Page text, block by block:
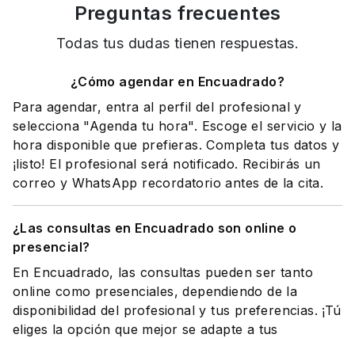
Preguntas frecuentes
Todas tus dudas tienen respuestas.
¿Cómo agendar en Encuadrado?
Para agendar, entra al perfil del profesional y
selecciona "Agenda tu hora". Escoge el servicio y la
hora disponible que prefieras. Completa tus datos y
¡listo! El profesional será notificado. Recibirás un
correo y WhatsApp recordatorio antes de la cita.
¿Las consultas en Encuadrado son online o
presencial?
En Encuadrado, las consultas pueden ser tanto
online como presenciales, dependiendo de la
disponibilidad del profesional y tus preferencias. ¡Tú
eliges la opción que mejor se adapte a tus